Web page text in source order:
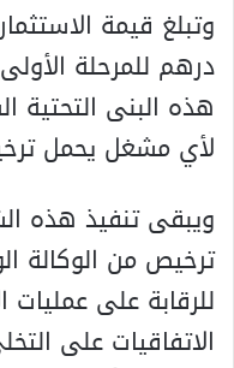
هذه البنى التحتية
لأي مشغل يحمل
ويبقى تنفيذ هذه
ترخيص من الوكالة
للرقابة على عمليات
الاتفاقيات على